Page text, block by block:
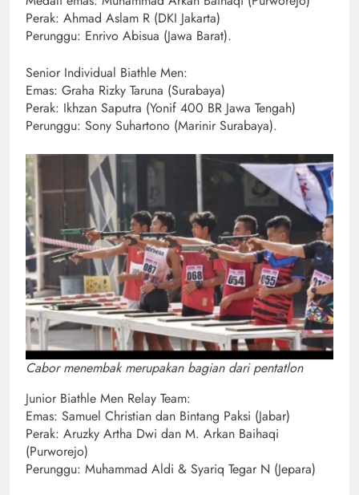
Perak: Ahmad Aslam R (DKI Jakarta)
Perunggu: Enrivo Abisua (Jawa Barat).
Senior Individual Biathle Men:
Emas: Graha Rizky Taruna (Surabaya)
Perak: Ikhzan Saputra (Yonif 400 BR Jawa Tengah)
Perunggu: Sony Suhartono (Marinir Surabaya).
Cabor menembak merupakan bagian dari pentatlon
Junior Biathle Men Relay Team:
Emas: Samuel Christian dan Bintang Paksi (Jabar)
Perak: Aruzky Artha Dwi dan M. Arkan Baihaqi
(Purworejo)
Perunggu: Muhammad Aldi & Syariq Tegar N (Jepara)